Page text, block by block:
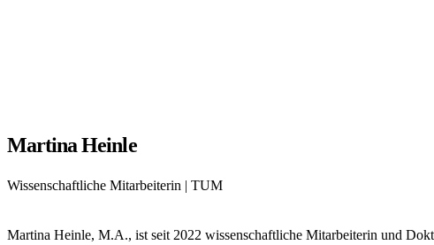
Martina Heinle
Wissenschaftliche Mitarbeiterin | TUM
Martina Heinle, M.A., ist seit 2022 wissenschaftliche Mitarbeiterin und